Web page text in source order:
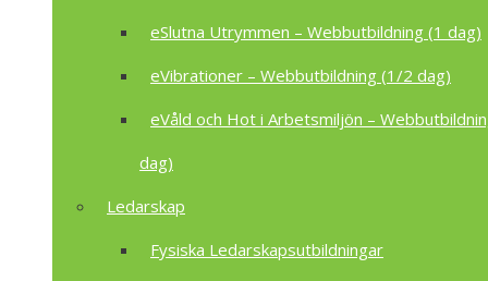
eSlutna Utrymmen – Webbutbildning (1 dag)
eVibrationer – Webbutbildning (1/2 dag)
eVåld och Hot i Arbetsmiljön –
dag)
Ledarskap
Fysiska Ledarskapsutbildningar